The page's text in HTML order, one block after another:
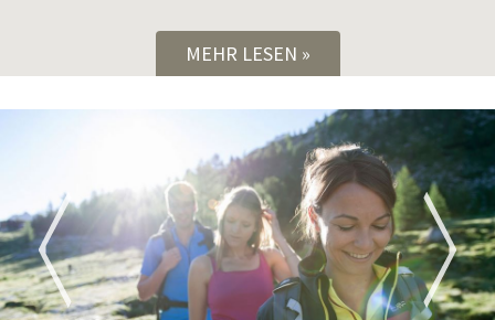
MEHR LESEN